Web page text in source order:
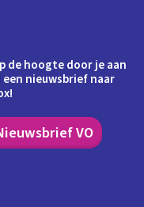
de hoogte door je aan
nieuwsbrief naar
VO